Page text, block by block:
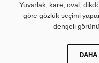
Yuvarlak, kare, oval,
göre gözlük seçimi
dengeli